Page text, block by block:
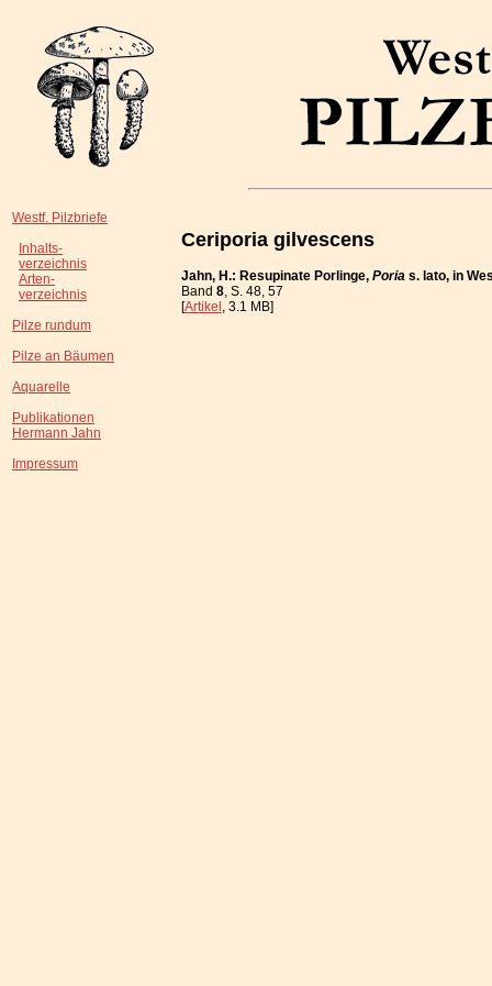
Westf. Pilzbriefe
Inhalts-
verzeichnis
Arten-
verzeichnis
Pilze rundum
Pilze an Bäumen
Aquarelle
Publikationen
Hermann Jahn
Impressum
Ceriporia gilvescens
Jahn, H.: Resupinate Porlinge, Poria s. lato, in
Band 8, S. 48, 57
[Artikel, 3.1 MB]